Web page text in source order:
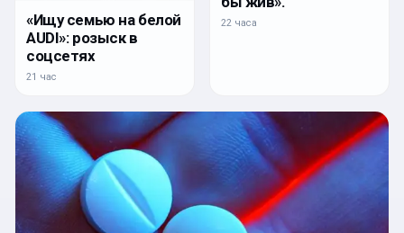
«Ищу семью на белой
AUDI»: розыск в
соцсетях
21 час
22 часа